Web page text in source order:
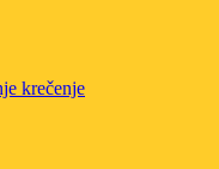
krečenje